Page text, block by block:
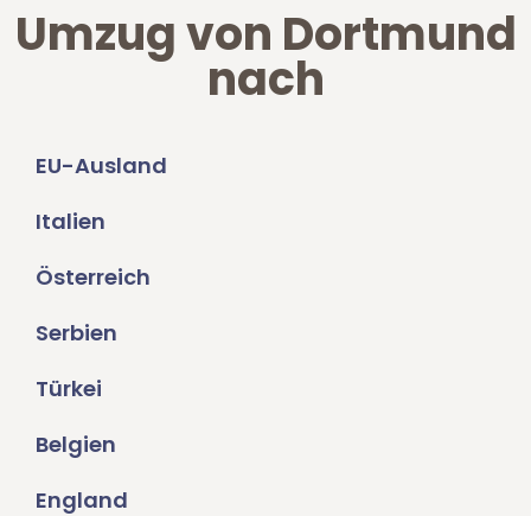
Umzug von Dortmund
nach
EU-Ausland
Italien
Österreich
Serbien
Türkei
Belgien
England